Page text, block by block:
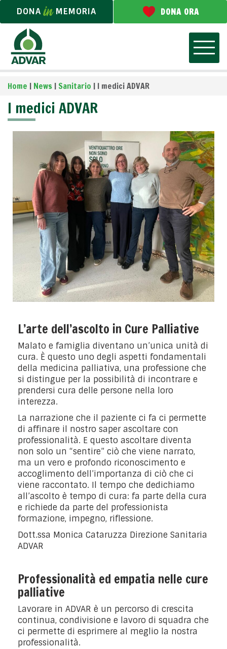
DONA MEMORIA DONA ORA
Home | News | Sanitario | I medici ADVAR
I medici ADVAR
L’arte dell’ascolto in Cure Palliative
Malato e famiglia diventano un’unica unità di
cura. È questo uno degli aspetti fondamentali
della medicina palliativa, una professione che
si distingue per la possibilità di incontrare e
prendersi cura delle persone nella loro
interezza.
La narrazione che il paziente ci fa ci permette
di affinare il nostro saper ascoltare con
professionalità. E questo ascoltare diventa
non solo un “sentire” ciò che viene narrato,
ma un vero e profondo riconoscimento e
accoglimento dell’importanza di ciò che ci
viene raccontato. Il tempo che dedichiamo
all’ascolto è tempo di cura: fa parte della cura
e richiede da parte del professionista
formazione, impegno, riflessione.
Dott.ssa Monica Cataruzza Direzione Sanitaria
ADVAR
Professionalità ed empatia nelle cure
palliative
Lavorare in ADVAR è un percorso di crescita
continua, condivisione e lavoro di squadra che
ci permette di esprimere al meglio la nostra
professionalità.